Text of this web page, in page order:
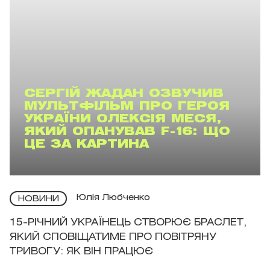
СЕРГІЙ ЖАДАН ОЗВУЧИВ
МУЛЬТФІЛЬМ ПРО ГЕРОЯ
УКРАЇНИ ОЛЕКСІЯ МЕСЯ,
ЯКИЙ ОПАНУВАВ F-16: ЩО
ЦЕ ЗА КАРТИНА
НОВИНИ Юлія Любченко
15-РІЧНИЙ УКРАЇНЕЦЬ СТВОРЮЄ БРАСЛЕТ,
ЯКИЙ СПОВІЩАТИМЕ ПРО ПОВІТРЯНУ
ТРИВОГУ: ЯК ВІН ПРАЦЮЄ